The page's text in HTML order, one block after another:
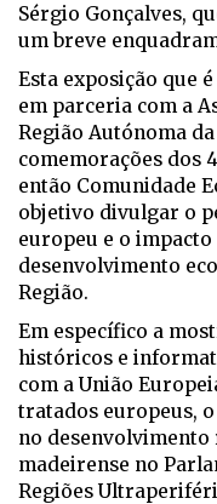
Sérgio Gonçalves,
um breve
Esta exposição que
em parceria com a
Região Autónoma
comemorações dos
então Comunidade
objetivo divulgar o
europeu e o
desenvolvimento
Região.
Em específico a
históricos e
com a União
tratados europeus,
no desenvolvimento
madeirense no
Regiões